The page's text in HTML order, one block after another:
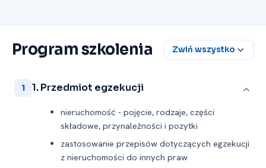
Program szkolenia Zwiń wszystko
1 1. Przedmiot egzekucji
nieruchomość -⁠ pojęcie, rodzaje, części
składowe, przynależności i pozytki
zastosowanie przepisów dotyczących egzekucji
z nieruchomości do innych praw